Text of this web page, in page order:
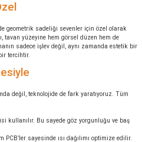
geometrik sadeliği sevenler için özel olarak
tavan yüzeyine hem görsel düzen hem de
sadece işlev değil, aynı zamanda estetik bir
tercihtir.
değil, teknolojide de fark yaratıyoruz. Tüm
kullanılır. Bu sayede göz yorgunluğu ve baş
sayesinde ısı dağılımı optimize edilir.